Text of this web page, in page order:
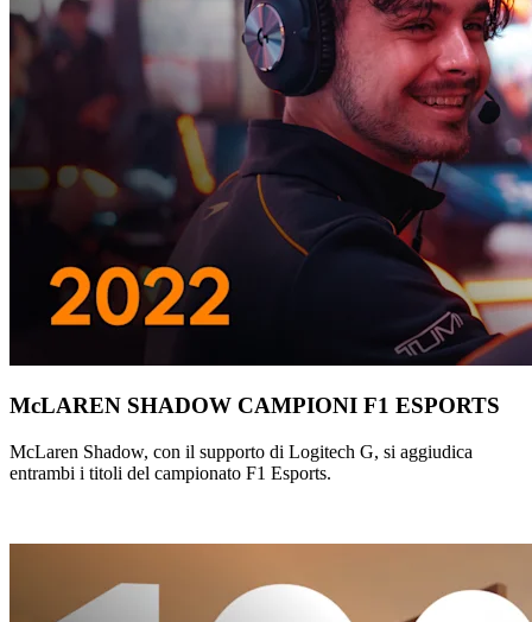
McLAREN SHADOW CAMPIONI F1 ESPORTS
McLaren Shadow, con il supporto di Logitech G, si aggiudica
entrambi i titoli del campionato F1 Esports.